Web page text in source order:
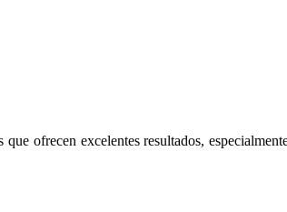
ofrecen excelentes resultados,